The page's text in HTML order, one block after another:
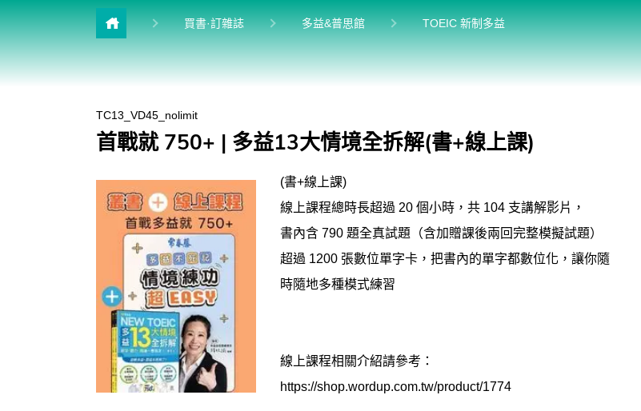
買書·訂雜誌 目前位於:
多益&普思館
進修館
學習館
目前位於:
TOEIC 新制多益
Aptis 普思
TC13_VD45_nolimit
首戰就 750+ | 多益13大情境全拆解(書+線上課)
(書+線上課)
線上課程總時長超過 20 個小時，共 104 支講解影片，
書內含 790 題全真試題（含加贈課後兩回完整模擬試題）
超過 1200 張數位單字卡，把書內的單字都數位化，讓你隨
時隨地多種模式練習
線上課程相關介紹請參考：
https://shop.wordup.com.tw/product/1774